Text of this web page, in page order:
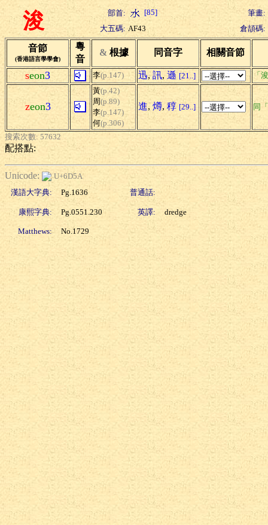
浚 部首: [85]
筆畫:
大五碼: AF43 倉頡碼:
音節
(香港語言學學會)
粵
音
& 根據 同音字 相關音節
seon3 李(p.147) 迅, 訊, 遜 [21..] 「
zeon3
黃(p.42)
周(p.89)
李(p.147)
何(p.306)
進, 燇, 稕 [29..] 同
搜索次數: 57632
配搭點:
Unicode:
U+6D5A
漢語大字典:
Pg.1636 普通話:
康熙字典: Pg.0551.230 英譯: dredge
Matthews: No.1729